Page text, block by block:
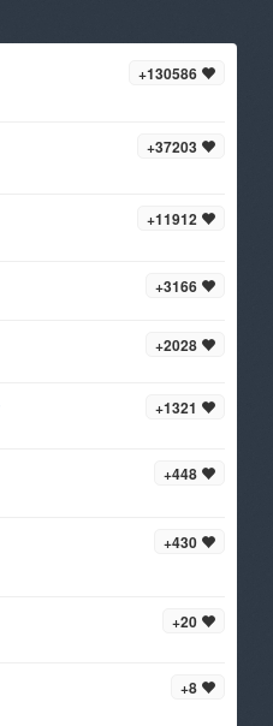
+130586
+37203
+11912
+3166
+2028
+1321
+448
+430
+20
+8